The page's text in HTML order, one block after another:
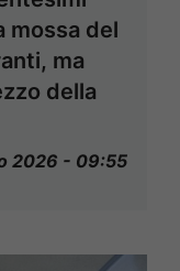
mossa del
ma
della
2026 - 09:55